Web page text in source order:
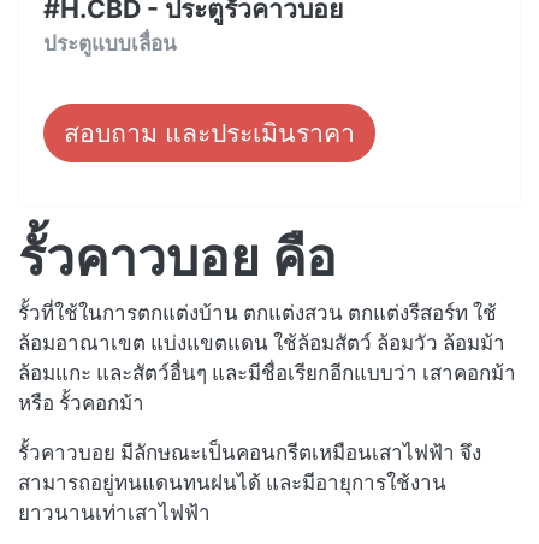
#H.CBD - ประตูรั้วคาวบอย
ประตูแบบเลื่อน
สอบถาม และประเมินราคา
รั้วคาวบอย คือ
รั้วที่ใช้ในการตกแต่งบ้าน ตกแต่งสวน ตกแต่งรีสอร์ท ใช้
ล้อมอาณาเขต แบ่งแขตแดน ใช้ล้อมสัตว์ ล้อมวัว ล้อมม้า
ล้อมแกะ และสัตว์อื่นๆ และมีชื่อเรียกอีกแบบว่า เสาคอกม้า
หรือ รั้วคอกม้า
รั้วคาวบอย มีลักษณะเป็นคอนกรีตเหมือนเสาไฟฟ้า จึง
สามารถอยู่ทนแดนทนฝนได้ และมีอายุการใช้งาน
ยาวนานเท่าเสาไฟฟ้า